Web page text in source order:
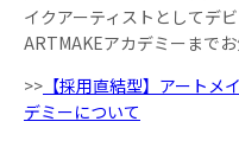
イクアーティストとしてデ
ARTMAKEアカデミーまで
>> 【採用直結型】アートメ
デミーについて